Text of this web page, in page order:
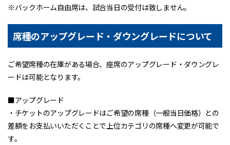
※バックホーム自由席は、試合当日の受付は致しません。
席種のアップグレード・ダウングレードについて
ご希望席種の在庫がある場合、座席のアップグレード・ダウングレ
ードは可能となります。
■アップグレード
・チケットのアップグレードはご希望の席種（一般当日価格）との
差額をお支払いいただくことで上位カテゴリの席種へ変更が可能で
す。